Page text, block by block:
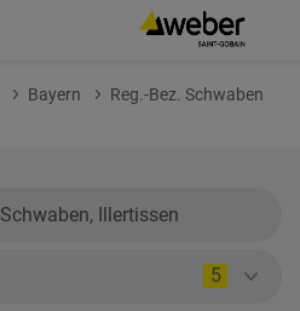
Bayern
Reg.-Bez. Schwaben
5